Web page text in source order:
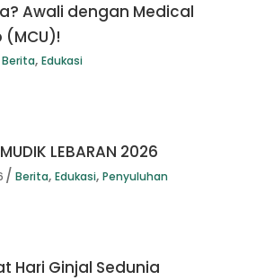
Awali dengan Medical
(MCU)!
Berita, Edukasi
LEBARAN 2026
Berita, Edukasi, Penyuluhan
Hari Ginjal Sedunia